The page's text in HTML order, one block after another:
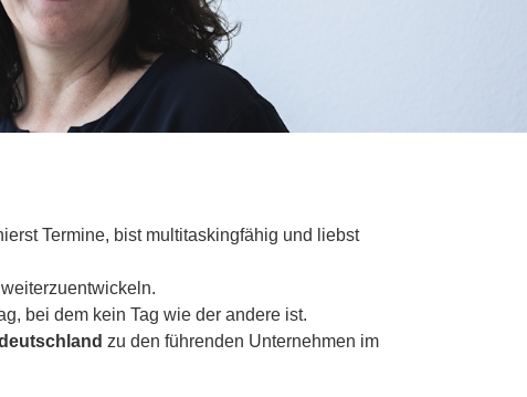
Termine, bist multitaskingfähig und liebst
bei dem kein Tag wie der andere ist.
zu den führenden Unternehmen im